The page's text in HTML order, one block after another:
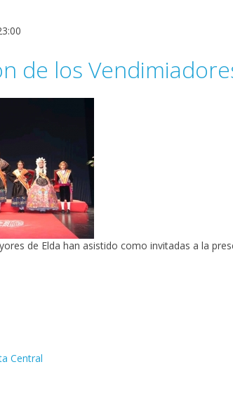
de los
de Elda han asistido como invitadas a la
Central